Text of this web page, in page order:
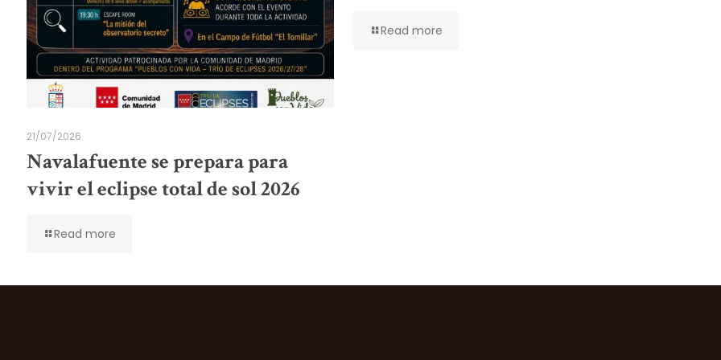
21/07/2026
Navalafuente se prepara para
vivir el eclipse total de sol 2026
Read more
Read more